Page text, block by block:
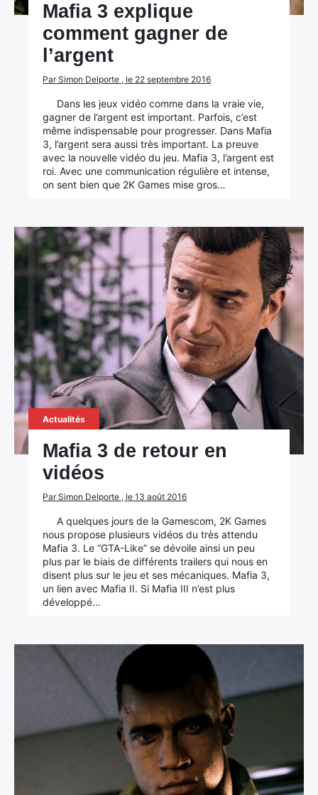
Mafia 3 explique
comment gagner de
l’argent
Par Simon Delporte , le 22 septembre 2016
Dans les jeux vidéo comme dans la vraie vie,
gagner de l’argent est important. Parfois, c’est
même indispensable pour progresser. Dans Mafia
3, l’argent sera aussi très important. La preuve
avec la nouvelle vidéo du jeu. Mafia 3, l’argent est
roi. Avec une communication régulière et intense,
on sent bien que 2K Games mise gros…
Actualités
Mafia 3 de retour en
vidéos
Par Simon Delporte , le 13 août 2016
A quelques jours de la Gamescom, 2K Games
nous propose plusieurs vidéos du très attendu
Mafia 3. Le “GTA-Like” se dévoile ainsi un peu
plus par le biais de différents trailers qui nous en
disent plus sur le jeu et ses mécaniques. Mafia 3,
un lien avec Mafia II. Si Mafia III n’est plus
développé…